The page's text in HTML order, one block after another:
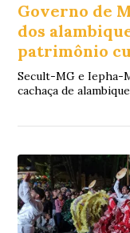
Governo de
dos
patrimônio
Secult-MG e Iepha-
cachaça de